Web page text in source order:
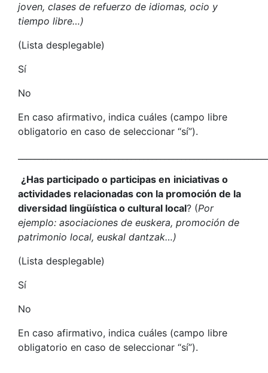
joven, clases de refuerzo de idiomas, ocio y
tiempo libre…)
(Lista desplegable)
Sí
No
En caso afirmativo, indica cuáles (campo libre
obligatorio en caso de seleccionar “sí”).
¿Has participado o participas en iniciativas o
actividades relacionadas con la promoción de la
diversidad lingüística o cultural local? (Por
ejemplo: asociaciones de euskera, promoción de
patrimonio local, euskal dantzak…)
(Lista desplegable)
Sí
No
En caso afirmativo, indica cuáles (campo libre
obligatorio en caso de seleccionar “sí”).